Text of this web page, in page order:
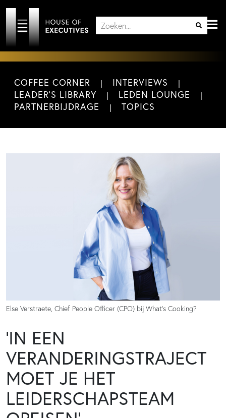
COFFEE CORNER
INTERVIEWS
LEADER'S LIBRARY
LEDEN LOUNGE
PARTNERBIJDRAGE
TOPICS
Else Verstraete, Chief People Officer (CPO) bij What’s Cooking?
‘IN EEN
VERANDERINGSTRAJECT
MOET JE HET
LEIDERSCHAPSTEAM